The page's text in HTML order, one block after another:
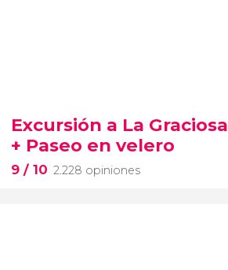
Excursión a La Graciosa
+ Paseo en velero
9 / 10 2.228 opiniones